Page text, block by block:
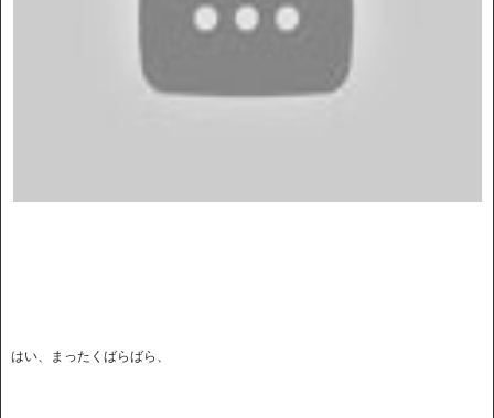
はい、まったくばらばら、